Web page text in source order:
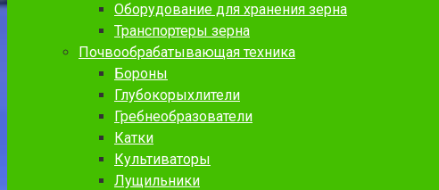
Оборудование для хранения зерна
Транспортеры зерна
Почвообрабатывающая техника
Бороны
Глубокорыхлители
Гребнеобразователи
Катки
Культиваторы
Лущильники